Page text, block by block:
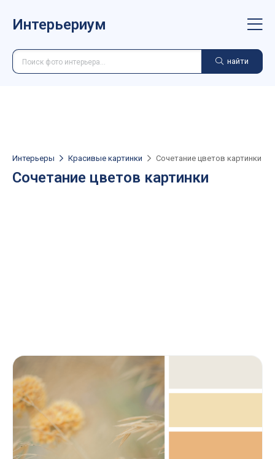
Интерьериум
найти
Интерьеры Красивые картинки Сочетание цветов картинки
Сочетание цветов картинки